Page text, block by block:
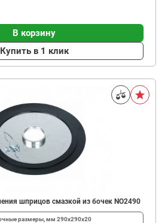
В корзину
Купить в 1 клик
шприцов смазкой из бочек NO2490
размеры, мм 290x290x20